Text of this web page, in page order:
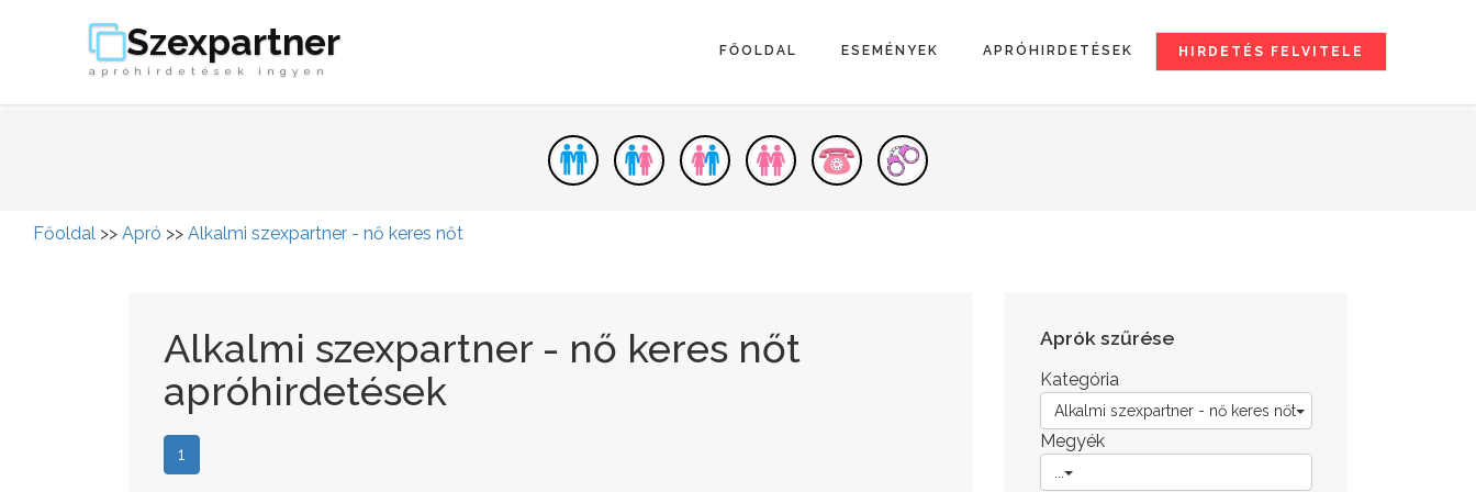
Szexpartner
apróhirdetések ingyen
HIRDETÉS FELVITELE
FŐOLDAL ESEMÉNYEK APRÓHIRDETÉSEK
Főoldal >> Apró >> Alkalmi szexpartner - nő keres nőt
Alkalmi szexpartner - nő keres nőt
apróhirdetések
1
Aprók szűrése
Kategória
Alkalmi szexpartner - nő keres nőt
Megyék